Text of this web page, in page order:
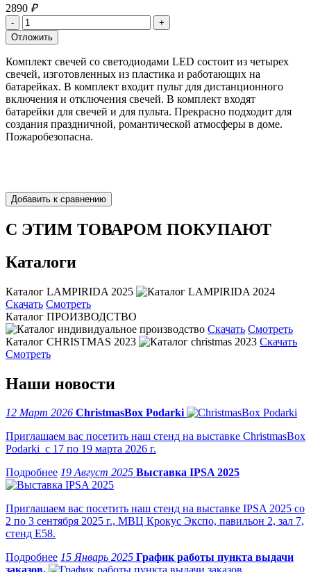
2890 ₽
Комплект свечей со светодиодами LED состоит из четырех
свечей, изготовленных из пластика и работающих на
батарейках. В комплект входит пульт для дистанционного
включения и отключения свечей. В комплект входят
батарейки для свечей и для пульта. Прекрасно подходит для
создания праздничной, романтической атмосферы в доме.
Пожаробезопасна.
С ЭТИМ ТОВАРОМ ПОКУПАЮТ
Каталоги
Каталог LAMPIRIDA 2025
Скачать Смотреть
Каталог ПРОИЗВОДСТВО
Скачать Смотреть
Каталог CHRISTMAS 2023
Скачать
Смотреть
Наши новости
12 Март 2026 ChristmasBox Podarki
Приглашаем вас посетить наш стенд на выставке ChristmasBox
Podarki с 17 по 19 марта 2026 г.
19 Август 2025 Выставка IPSA 2025
Приглашаем вас посетить наш стенд на выставке IPSA 2025 со
2 по 3 сентября 2025 г., МВЦ Крокус Экспо, павильон 2, зал 7,
стенд Е58.
15 Январь 2025 График работы пункта выдачи